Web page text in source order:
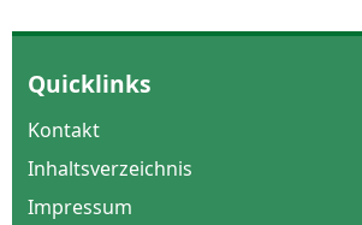
Quicklinks
Kontakt
Inhaltsverzeichnis
Impressum